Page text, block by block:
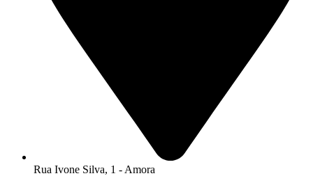
Rua Ivone Silva, 1 - Amora